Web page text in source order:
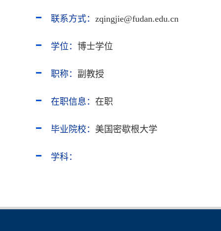
联系方式： zqingjie@fudan.edu.cn
学位： 博士学位
职称： 副教授
在职信息： 在职
毕业院校： 美国密歇根大学
学科：